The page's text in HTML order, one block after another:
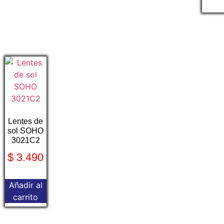
Lentes de
sol SOHO
3021C2
$ 3.490
Añadir al
carrito